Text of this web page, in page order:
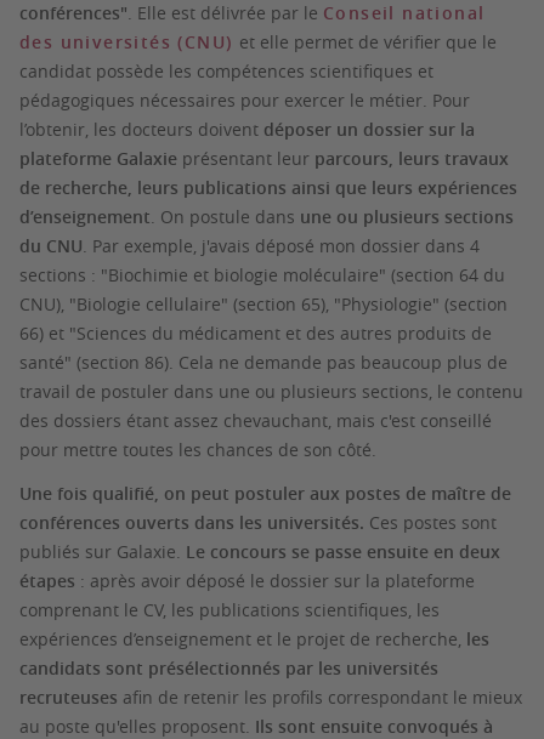
conférences". Elle est délivrée par le Conseil national
des universités (CNU) et elle permet de vérifier que le
candidat possède les compétences scientifiques et
pédagogiques nécessaires pour exercer le métier. Pour
l’obtenir, les docteurs doivent déposer un dossier sur la
plateforme Galaxie présentant leur parcours, leurs travaux
de recherche, leurs publications ainsi que leurs expériences
d’enseignement. On postule dans une ou plusieurs sections
du CNU. Par exemple, j'avais déposé mon dossier dans 4
sections : "Biochimie et biologie moléculaire" (section 64 du
CNU), "Biologie cellulaire" (section 65), "Physiologie" (section
66) et "Sciences du médicament et des autres produits de
santé" (section 86). Cela ne demande pas beaucoup plus de
travail de postuler dans une ou plusieurs sections, le contenu
des dossiers étant assez chevauchant, mais c'est conseillé
pour mettre toutes les chances de son côté.
Une fois qualifié, on peut postuler aux postes de maître de
conférences ouverts dans les universités. Ces postes sont
publiés sur Galaxie. Le concours se passe ensuite en deux
étapes : après avoir déposé le dossier sur la plateforme
comprenant le CV, les publications scientifiques, les
expériences d’enseignement et le projet de recherche, les
candidats sont présélectionnés par les universités
recruteuses afin de retenir les profils correspondant le mieux
au poste qu'elles proposent. Ils sont ensuite convoqués à